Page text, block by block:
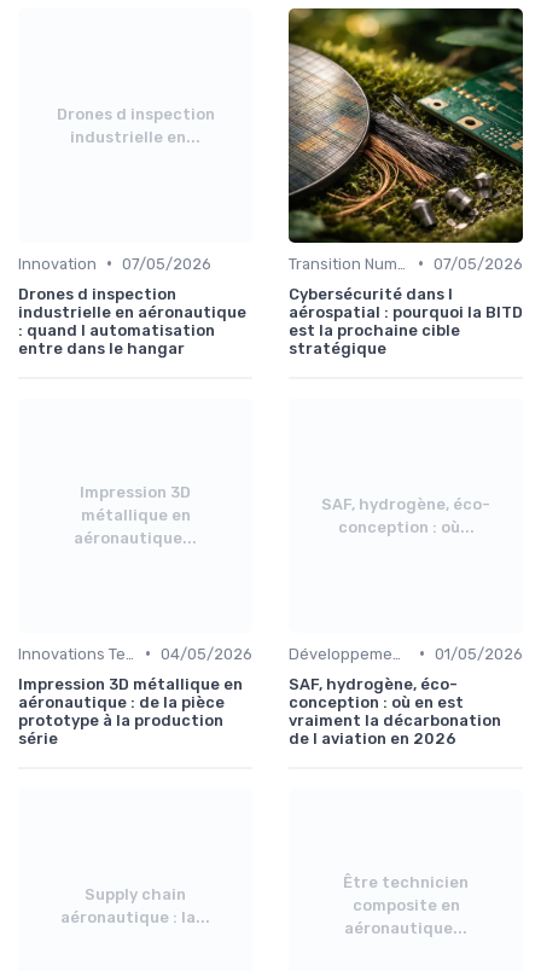
Drones d inspection
industrielle en...
Innovation • 07/05/2026
Drones d inspection
industrielle en aéronautique
: quand l automatisation
entre dans le hangar
• 07/05/2026
Cybersécurité dans l
aérospatial : pourquoi la BITD
est la prochaine cible
stratégique
Impression 3D
métallique en
aéronautique...
• 04/05/2026
Impression 3D métallique en
aéronautique : de la pièce
prototype à la production
série
SAF, hydrogène, éco-
conception : où...
• 01/05/2026
SAF, hydrogène, éco-
conception : où en est
vraiment la décarbonation
de l aviation en 2026
Supply chain
aéronautique : la...
Être technicien
composite en
aéronautique...